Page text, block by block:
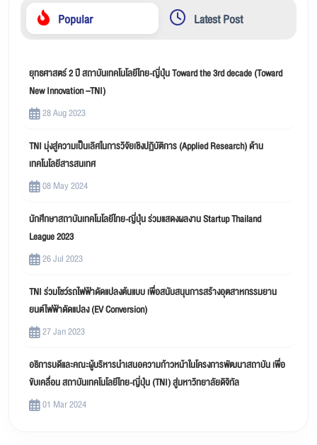
Popular Latest Post
ยุทธศาสตร์ 2 ปี สถาบันเทคโนโลยีไทย-ญี่ปุ่น Toward the 3rd decade (Toward
New Innovation –TNI)
28 Aug 2023
TNI มุ่งสู่ความเป็นเลิศในการวิจัยเชิงปฏิบัติการ (Applied Research) ด้าน
เทคโนโลยีสารสนเทศ
08 May 2024
นักศึกษาสถาบันเทคโนโลยีไทย-ญี่ปุ่น ร่วมแสดงผลงาน Startup Thailand
League 2023
26 Jul 2023
TNI ร่วมโชว์รถไฟฟ้าดัดแปลงต้นแบบ เพื่อสนับสนุนการสร้างอุตสาหกรรมยาน
ยนต์ไฟฟ้าดัดแปลง (EV Conversion)
27 Jan 2023
อธิการบดีและคณะผู้บริหารนำเสนอความก้าวหน้าในโครงการพัฒนาสถาบัน เพื่อ
ขับเคลื่อน สถาบันเทคโนโลยีไทย-ญี่ปุ่น (TNI) สู่มหาวิทยาลัยดิจิทัล
01 Mar 2024